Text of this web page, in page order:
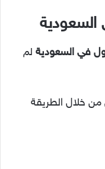
في السعودية لم
خلال الطريقة